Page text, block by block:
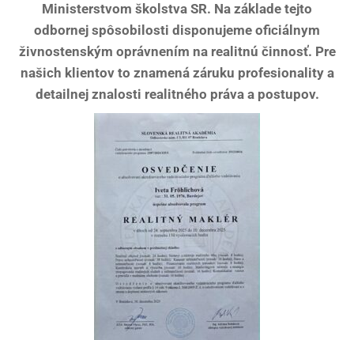
Ministerstvom školstva SR. Na základe tejto
odbornej spôsobilosti disponujeme oficiálnym
živnostenským oprávnením na realitnú činnosť. Pre
našich klientov to znamená záruku profesionality a
detailnej znalosti realitného práva a postupov.